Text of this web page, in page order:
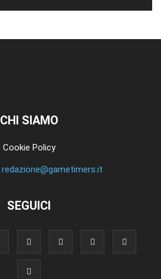
CHI SIAMO
Cookie Policy
redazione@gametimers.it
SEGUICI